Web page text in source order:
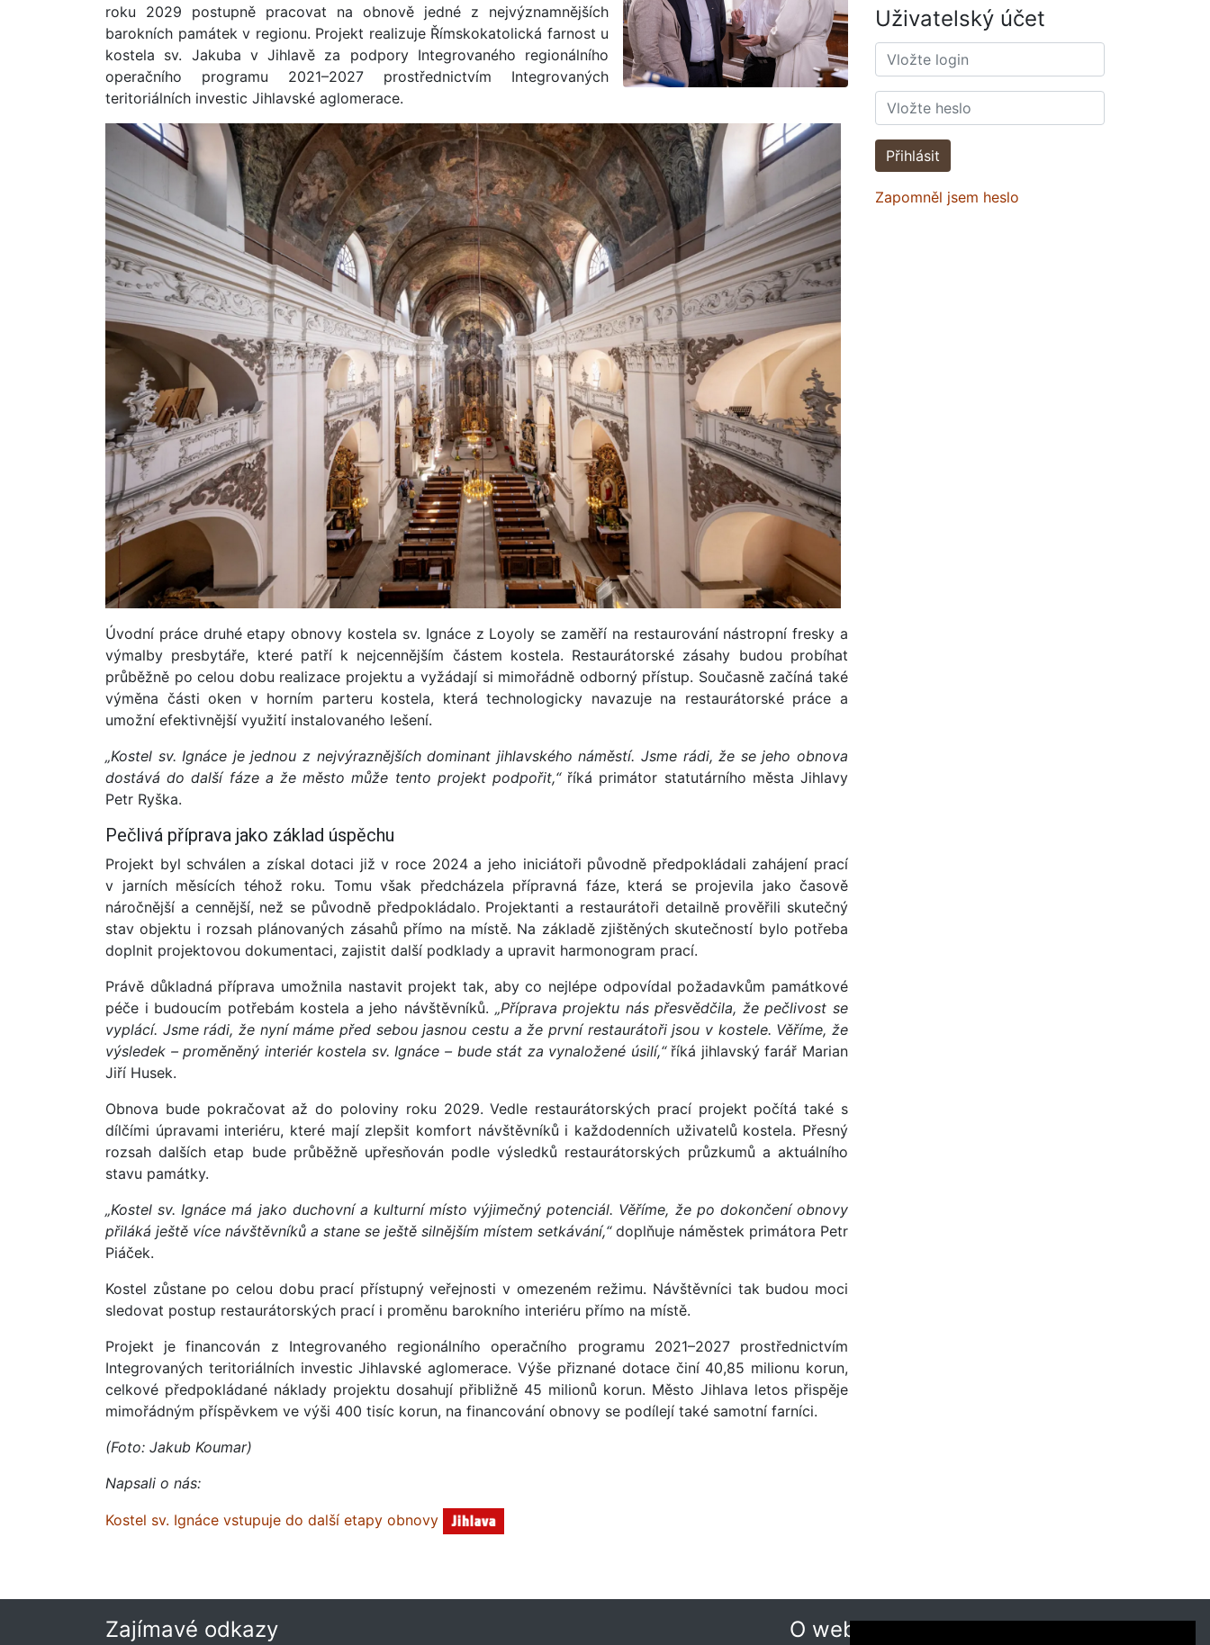
roku 2029 postupně pracovat na obnově jedné z nejvýznamnějších
barokních památek v regionu. Projekt realizuje Římskokatolická farnost u
kostela sv. Jakuba v Jihlavě za podpory Integrovaného regionálního
operačního programu 2021–2027 prostřednictvím Integrovaných
teritoriálních investic Jihlavské aglomerace.
Úvodní práce druhé etapy obnovy kostela sv. Ignáce z Loyoly se zaměří na restaurování nástropní fresky a
výmalby presbytáře, které patří k nejcennějším částem kostela. Restaurátorské zásahy budou probíhat
průběžně po celou dobu realizace projektu a vyžádají si mimořádně odborný přístup. Současně začíná také
výměna části oken v horním parteru kostela, která technologicky navazuje na restaurátorské práce a
umožní efektivnější využití instalovaného lešení.
„Kostel sv. Ignáce je jednou z nejvýraznějších dominant jihlavského náměstí. Jsme rádi, že se jeho obnova
dostává do další fáze a že město může tento projekt podpořit,“ říká primátor statutárního města Jihlavy
Petr Ryška.
Pečlivá příprava jako základ úspěchu
Projekt byl schválen a získal dotaci již v roce 2024 a jeho iniciátoři původně předpokládali zahájení prací
v jarních měsících téhož roku. Tomu však předcházela přípravná fáze, která se projevila jako časově
náročnější a cennější, než se původně předpokládalo. Projektanti a restaurátoři detailně prověřili skutečný
stav objektu i rozsah plánovaných zásahů přímo na místě. Na základě zjištěných skutečností bylo potřeba
doplnit projektovou dokumentaci, zajistit další podklady a upravit harmonogram prací.
Právě důkladná příprava umožnila nastavit projekt tak, aby co nejlépe odpovídal požadavkům památkové
péče i budoucím potřebám kostela a jeho návštěvníků. „Příprava projektu nás přesvědčila, že pečlivost se
vyplácí. Jsme rádi, že nyní máme před sebou jasnou cestu a že první restaurátoři jsou v kostele. Věříme, že
výsledek – proměněný interiér kostela sv. Ignáce – bude stát za vynaložené úsilí,“ říká jihlavský farář Marian
Jiří Husek.
Obnova bude pokračovat až do poloviny roku 2029. Vedle restaurátorských prací projekt počítá také s
dílčími úpravami interiéru, které mají zlepšit komfort návštěvníků i každodenních uživatelů kostela. Přesný
rozsah dalších etap bude průběžně upřesňován podle výsledků restaurátorských průzkumů a aktuálního
stavu památky.
„Kostel sv. Ignáce má jako duchovní a kulturní místo výjimečný potenciál. Věříme, že po dokončení obnovy
přiláká ještě více návštěvníků a stane se ještě silnějším místem setkávání,“doplňuje náměstek primátora Petr
Piáček.
Kostel zůstane po celou dobu prací přístupný veřejnosti v omezeném režimu. Návštěvníci tak budou moci
sledovat postup restaurátorských prací i proměnu barokního interiéru přímo na místě.
Projekt je financován z Integrovaného regionálního operačního programu 2021–2027 prostřednictvím
Integrovaných teritoriálních investic Jihlavské aglomerace. Výše přiznané dotace činí 40,85 milionu korun,
celkové předpokládané náklady projektu dosahují přibližně 45 milionů korun. Město Jihlava letos přispěje
mimořádným příspěvkem ve výši 400 tisíc korun, na financování obnovy se podílejí také samotní farníci.
(Foto: Jakub Koumar)
Napsali o nás:
Kostel sv. Ignáce vstupuje do další etapy obnovy
Uživatelský účet
Přihlásit
Zapomněl jsem heslo
Zajímavé odkazy O webu